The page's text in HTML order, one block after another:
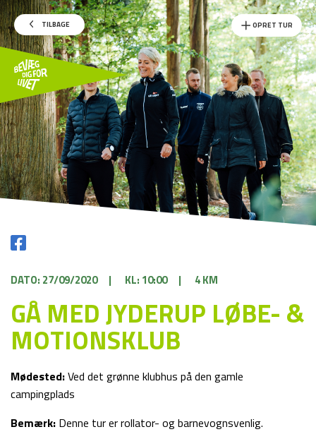
TILBAGE OPRET TUR
DATO: 27/09/2020 | KL: 10:00 | 4 KM
GÅ MED JYDERUP LØBE- &
MOTIONSKLUB
Mødested:Ved det grønne klubhus på den gamle
campingplads
Bemærk: Denne tur er rollator- og barnevognsvenlig.